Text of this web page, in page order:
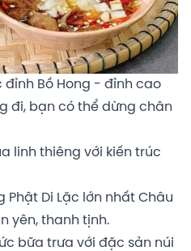
đỉnh Bồ Hong - đỉnh cao
đi, bạn có thể dừng chân
linh thiêng với kiến trúc
Phật Di Lặc lớn nhất Châu
yên, thanh tịnh.
bữa trưa với đặc sản núi